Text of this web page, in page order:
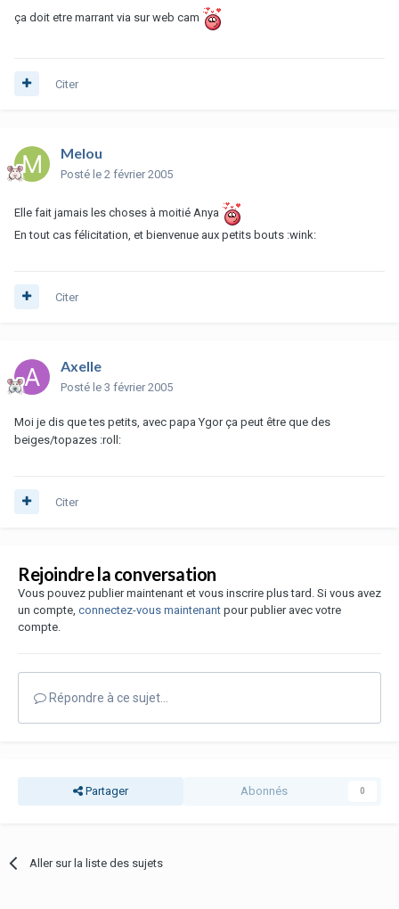
ça doit etre marrant via sur web cam
Citer
Melou
Posté le 2 février 2005
Elle fait jamais les choses à moitié Anya
En tout cas félicitation, et bienvenue aux petits bouts :wink:
Citer
Axelle
Posté le 3 février 2005
Moi je dis que tes petits, avec papa Ygor ça peut être que des
beiges/topazes :roll:
Citer
Rejoindre la conversation
Vous pouvez publier maintenant et vous inscrire plus tard. Si vous avez
un compte, connectez-vous maintenant pour publier avec votre
compte.
Répondre à ce sujet…
Partager Abonnés 0
Aller sur la liste des sujets